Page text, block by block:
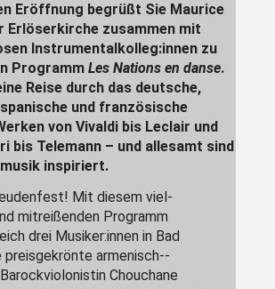
Eröffnung begrüßt Sie Maurice
Erlöserkirche zusammen mit
Instrumental­kolleg:innen zu
Programm Les Nations en danse.
Reise durch das deutsche,
und französische
von Vivaldi bis Leclair und
bis Telemann – und allesamt sind
inspiriert.
Mit diesem viel­
mitreißenden Programm
drei Musiker:innen in Bad
preisgekrönte armenisch-­
Chouchane